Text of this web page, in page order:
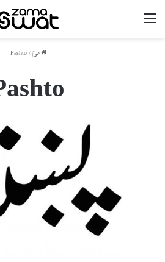
ھوم /
Pashto